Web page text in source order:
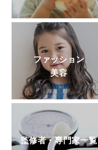
ファッション
美容
監修者・専門家一覧